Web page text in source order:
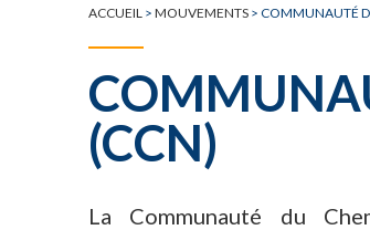
ACCUEIL > MOUVEMENTS > COMMUNAUTÉ
(CCN)
La Communauté du